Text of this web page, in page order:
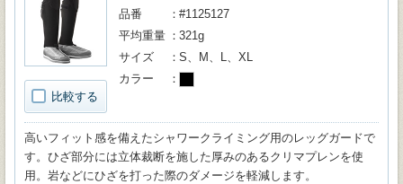
比較する
品番
#1125127
平均重量
321g
サイズ
S、M、L、XL
カラー
高いフィット感を備えたシャワークライミング用のレッグガードで
す。ひざ部分には立体裁断を施した厚みのあるクリマプレンを使
用。岩などにひざを打った際のダメージを軽減します。